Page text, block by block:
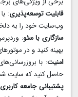
قابلیت توسعه‌پذیری: با
وب‌سایت خود را به
سازگاری با سئو:
بهینه کنید و در
امنیت: با
حاصل کنید که سایت
پشتیبانی جامعه کاربری